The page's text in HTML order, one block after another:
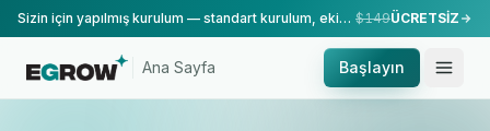
Sizin için yapılmış kurulum — standart kurulum, ekibimiz tarafından yapılır. $149ÜCRETSİZ
Ana Sayfa Başlayın